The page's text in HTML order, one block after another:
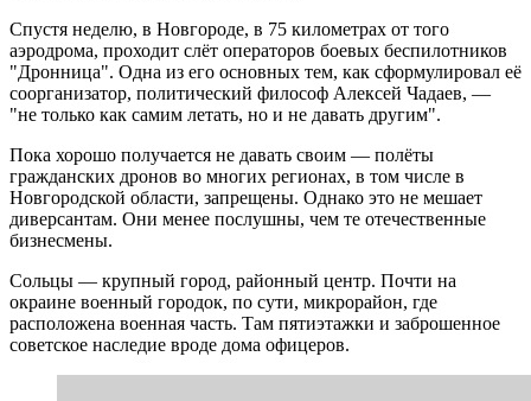
Спустя неделю, в Новгороде, в 75 километрах от того
аэродрома, проходит слёт операторов боевых беспилотников
"Дронница". Одна из его основных тем, как сформулировал её
соорганизатор, политический философ Алексей Чадаев, —
"не только как самим летать, но и не давать другим".
Пока хорошо получается не давать своим — полёты
гражданских дронов во многих регионах, в том числе в
Новгородской области, запрещены. Однако это не мешает
диверсантам. Они менее послушны, чем те отечественные
бизнесмены.
Сольцы — крупный город, районный центр. Почти на
окраине военный городок, по сути, микрорайон, где
расположена военная часть. Там пятиэтажки и заброшенное
советское наследие вроде дома офицеров.